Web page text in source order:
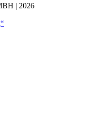
| 2026